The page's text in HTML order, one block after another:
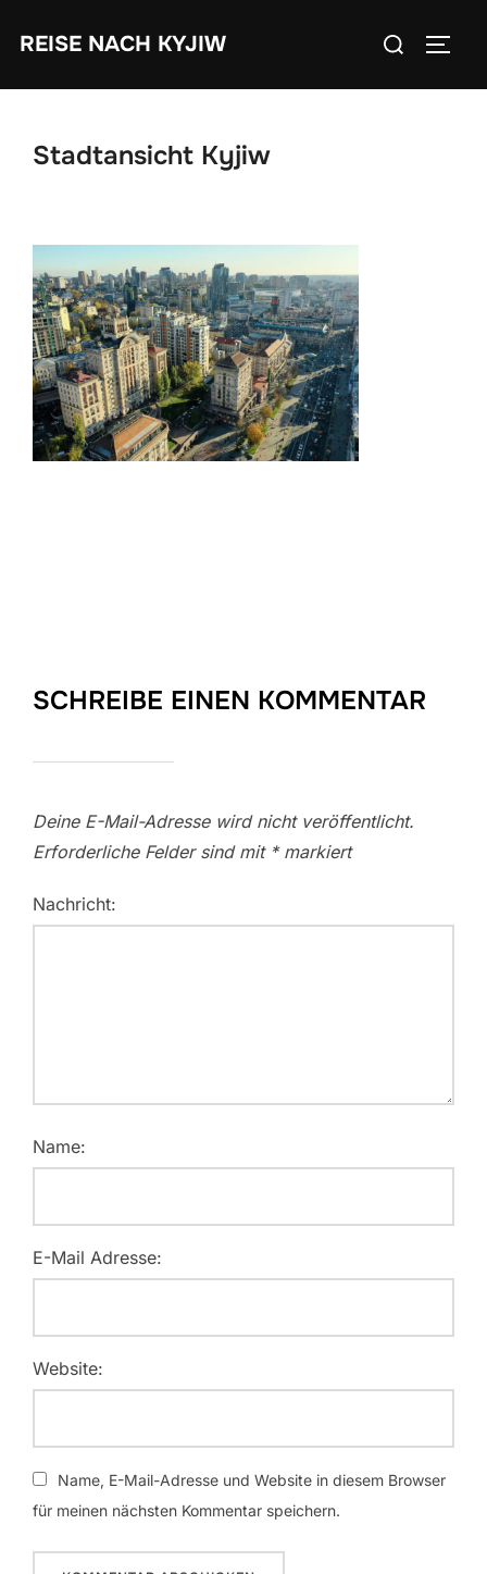
InhaltREISE NACH KYJIW
Suchen
Stadtansicht Kyjiw
SCHREIBE EINEN KOMMENTAR
Deine E-Mail-Adresse wird nicht veröffentlicht.
Erforderliche Felder sind mit *markiert
Nachricht:
Name:
E-Mail Adresse:
Website:
Name, E-Mail-Adresse und Website in diesem Browser
für meinen nächsten Kommentar speichern.